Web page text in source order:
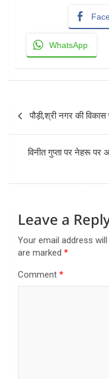
WhatsApp
Post
navigation
पौड़ी,श्री नगर की
विनीत गुप्ता पर नेहरू पर
Leave a
Your email address
are marked *
Comment *